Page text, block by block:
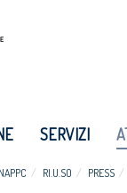
SERVIZI
RI.U.SO PRESS